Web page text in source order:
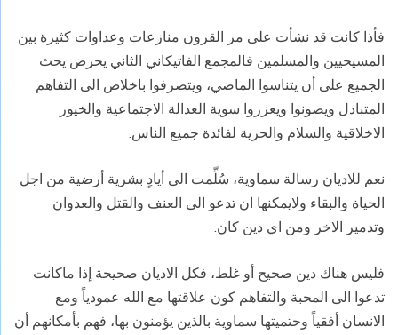
فأذا كانت قد نشأت على مر القرون منازعات وعداوات كثيرة بين
المسيحيين والمسلمين فالمجمع الفاتيكاني الثاني يحرض يحث
الجميع على أن يتناسوا الماضي، ويتصرفوا باخلاص الى التفاهم
المتبادل ويصونوا ويعززوا سوية العدالة الاجتماعية والخيور
الاخلاقية والسلام والحرية لفائدة جميع الناس.
نعم للاديان رسالة سماوية، سُلِّمت الى أيادٍ بشرية أرضية من اجل
الحياة والبقاء ولايمكنها ان تدعو الى العنف والقتل والعدوان
وتدمير الاخر ومن اي دين كان.
فليس هناك دين صحيح أو غلط، فكل الاديان صحيحة إذا ماكانت
تدعوا الى المحبة والتفاهم كون علاقتها مع الله عمودياً ومع
الانسان أفقياً وحتميتها سماوية بالذين يؤمنون بها، فهم بأمكانهم أن